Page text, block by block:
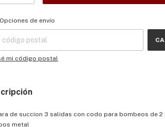
para el CP:
Opciones de envío
mi código postal
de succion 3 salidas con codo para bombeos de 2
metal